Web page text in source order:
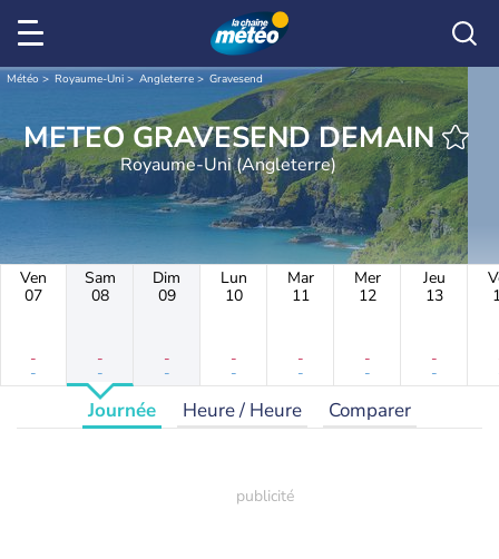
Météo Royaume-Uni Angleterre Gravesend
METEO GRAVESEND DEMAIN
Royaume-Uni (Angleterre)
Ven
07
-
-
Sam
08
-
-
Dim
09
-
-
Lun
10
-
-
Mar
11
-
-
Mer
12
-
-
Jeu
13
-
-
Journée Heure / Heure Comparer